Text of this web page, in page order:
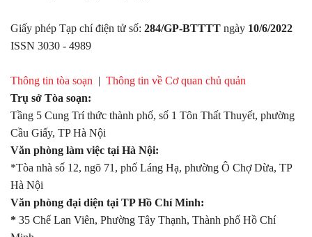
Giấy phép Tạp chí điện tử số: 284/GP-BTTTT ngày 10/6/2022
ISSN 3030 - 4989
Thông tin tòa soạn | Thông tin về Cơ quan chủ quản
Trụ sở Tòa soạn:
Tầng 5 Cung Trí thức thành phố, số 1 Tôn Thất Thuyết, phường
Cầu Giấy, TP Hà Nội
Văn phòng làm việc tại Hà Nội:
*Tòa nhà số 12, ngõ 71, phố Láng Hạ, phường Ô Chợ Dừa, TP
Hà Nội
Văn phòng đại diện tại TP Hồ Chí Minh:
* 35 Chế Lan Viên, Phường Tây Thạnh, Thành phố Hồ Chí